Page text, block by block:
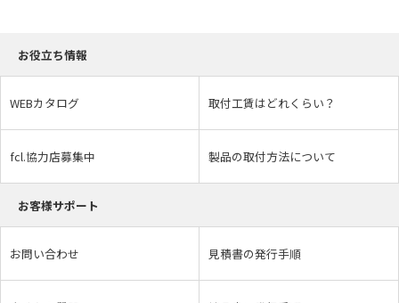
お役立ち情報
WEBカタログ 取付工賃はどれくらい？
fcl.協力店募集中 製品の取付方法について
お客様サポート
お問い合わせ 見積書の発行手順